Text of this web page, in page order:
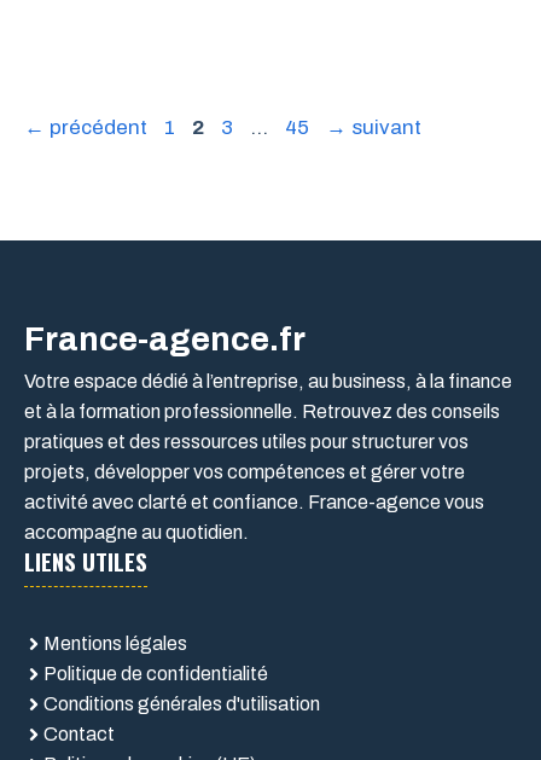
← précédent Page
1 Page
2 Page
3 … Page
45 → suivant
France-agence.fr
Votre espace dédié à l’entreprise, au business, à la finance
et à la formation professionnelle. Retrouvez des conseils
pratiques et des ressources utiles pour structurer vos
projets, développer vos compétences et gérer votre
activité avec clarté et confiance. France-agence vous
accompagne au quotidien.
LIENS UTILES
Mentions légales
Politique de confidentialité
Conditions générales d'utilisation
Contact